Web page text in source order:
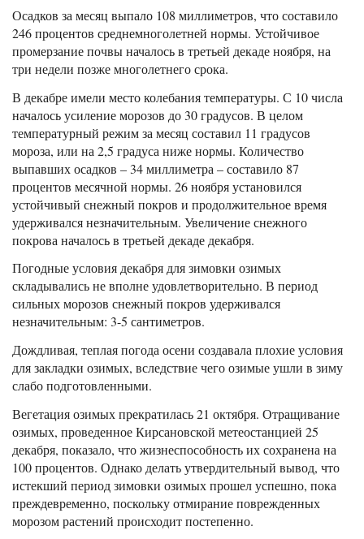
Осадков за месяц выпало 108 миллиметров, что составило
246 процентов среднемноголетней нормы. Устойчивое
промерзание почвы началось в третьей декаде ноября, на
три недели позже многолетнего срока.
В декабре имели место колебания температуры. С 10 числа
началось усиление морозов до 30 градусов. В целом
температурный режим за месяц составил 11 градусов
мороза, или на 2,5 градуса ниже нормы. Количество
выпавших осадков – 34 миллиметра – составило 87
процентов месячной нормы. 26 ноября установился
устойчивый снежный покров и продолжительное время
удерживался незначительным. Увеличение снежного
покрова началось в третьей декаде декабря.
Погодные условия декабря для зимовки озимых
складывались не вполне удовлетворительно. В период
сильных морозов снежный покров удерживался
незначительным: 3-5 сантиметров.
Дождливая, теплая погода осени создавала плохие условия
для закладки озимых, вследствие чего озимые ушли в зиму
слабо подготовленными.
Вегетация озимых прекратилась 21 октября. Отращивание
озимых, проведенное Кирсановской метеостанцией 25
декабря, показало, что жизнеспособность их сохранена на
100 процентов. Однако делать утвердительный вывод, что
истекший период зимовки озимых прошел успешно, пока
преждевременно, поскольку отмирание поврежденных
морозом растений происходит постепенно.